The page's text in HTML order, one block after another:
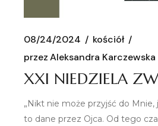
08/24/2024
kościół
przez Aleksandra Karczewska
XXI NIEDZIELA
„Nikt nie może przyjść do Mnie,
to dane przez Ojca. Od tego